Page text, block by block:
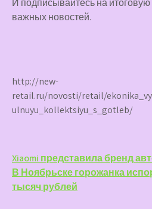
И подписывайтесьна
важных новостей.
http://new-
retail.ru/novosti/retail/
ulnuyu_kollektsiyu_s_gotleb/
Навигация
по
Xiaomi представила бренд
В Ноябрьске горожанка
тысяч рублей